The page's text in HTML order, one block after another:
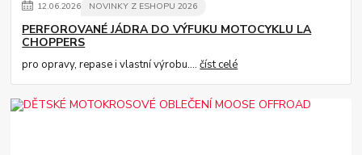
12.06.2026 NOVINKY Z ESHOPU 2026
PERFOROVANÉ JÁDRA DO VÝFUKU MOTOCYKLU LA
CHOPPERS
pro opravy, repase i vlastní výrobu....číst celé